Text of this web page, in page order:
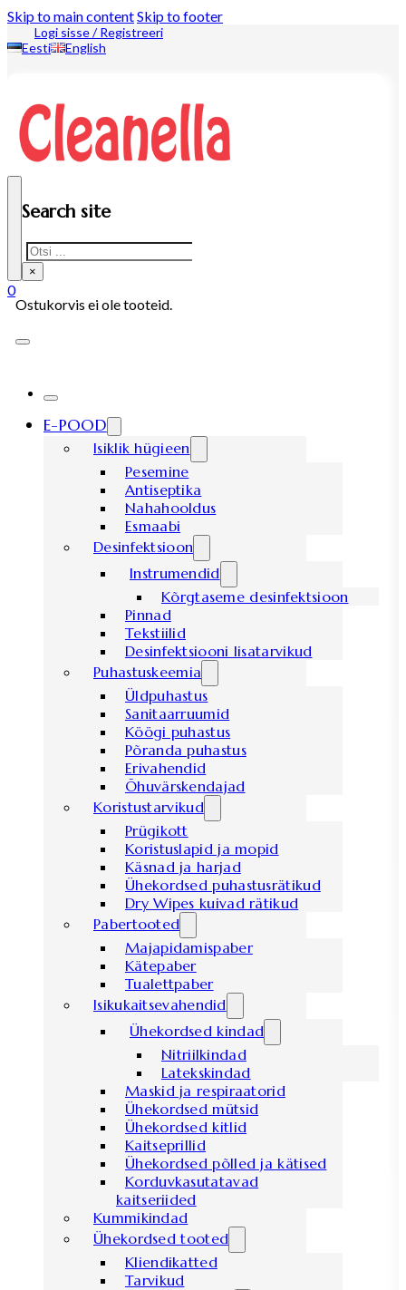
Skip to main contentSkip to footer
Logi sisse / Registreeri
Eesti
English
Search site
Search
×
0
Ostukorvis ei ole tooteid.
E-POOD
Isiklik hügieen
Pesemine
Antiseptika
Nahahooldus
Esmaabi
Desinfektsioon
Instrumendid
Kõrgtaseme desinfektsioon
Pinnad
Tekstiilid
Desinfektsiooni lisatarvikud
Puhastuskeemia
Üldpuhastus
Sanitaarruumid
Köögi puhastus
Põranda puhastus
Erivahendid
Õhuvärskendajad
Koristustarvikud
Prügikott
Koristuslapid ja mopid
Käsnad ja harjad
Ühekordsed puhastusrätikud
Dry Wipes kuivad rätikud
Pabertooted
Majapidamispaber
Kätepaber
Tualettpaber
Isikukaitsevahendid
Ühekordsed kindad
Nitriilkindad
Latekskindad
Maskid ja respiraatorid
Ühekordsed mütsid
Ühekordsed kitlid
Kaitseprillid
Ühekordsed põlled ja kätised
Korduvkasutatavad
kaitseriided
Kummikindad
Ühekordsed tooted
Kliendikatted
Tarvikud